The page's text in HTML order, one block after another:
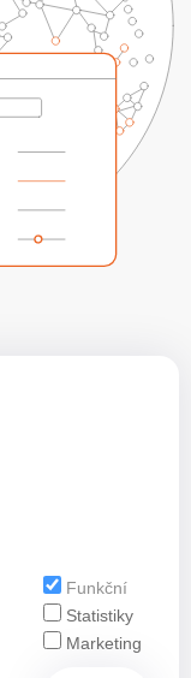
Funkční
Statistiky
Marketing